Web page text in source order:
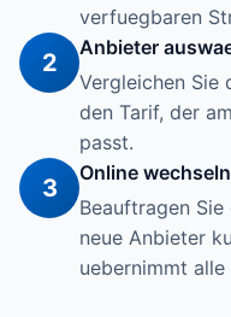
verfuegbaren
2
Anbieter
Vergleichen Sie
den Tarif, der
passt.
3
Online wechseln
Beauftragen
neue Anbieter
uebernimmt